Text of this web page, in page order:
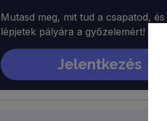
Mutasd meg, mit tud a csapatod, és
lépjetek pályára a győzelemért!
Jelentkezés